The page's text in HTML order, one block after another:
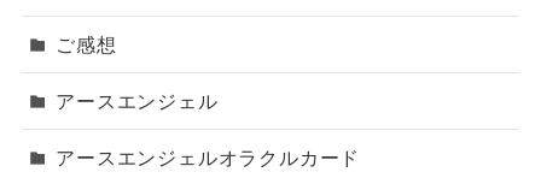
ご感想
アースエンジェル
アースエンジェルオラクルカード